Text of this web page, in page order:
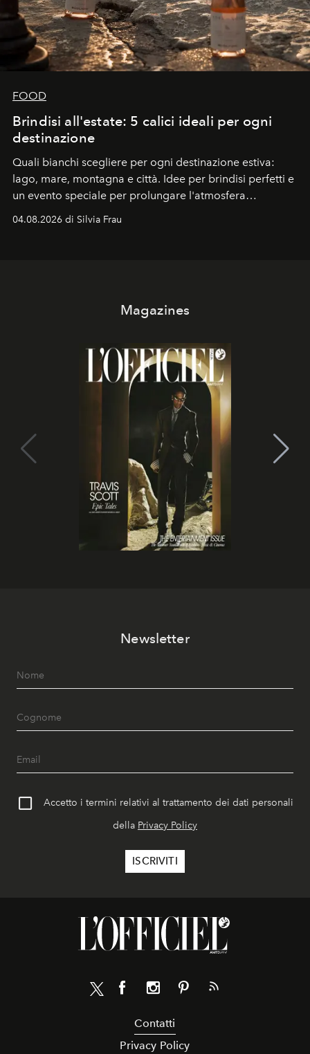
FOOD
Brindisi all'estate: 5 calici ideali per ogni
destinazione
Quali bianchi scegliere per ogni destinazione estiva:
lago, mare, montagna e città. Idee per brindisi perfetti e
un evento speciale per prolungare l'atmosfera
04.08.2026 di Silvia Frau
Magazines
Newsletter
Accetto i termini relativi al trattamento dei dati personali
della Privacy Policy
Contatti
Privacy Policy